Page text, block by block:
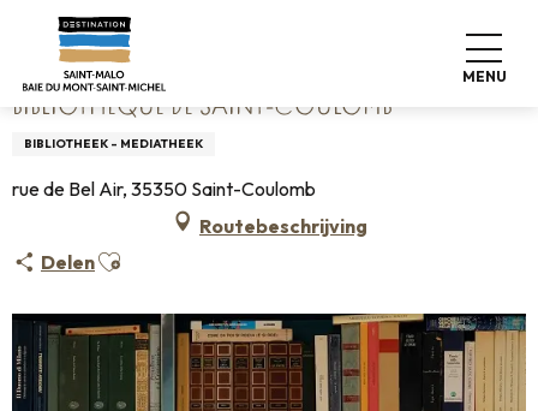
contenu
principal
MENU
Home Bibliothèque de Saint-Coulomb
BIBLIOTHÈQUE DE SAINT-COULOMB
BIBLIOTHEEK - MEDIATHEEK
rue de Bel Air, 35350 Saint-Coulomb
Routebeschrijving
DelenAjouter aux favoris